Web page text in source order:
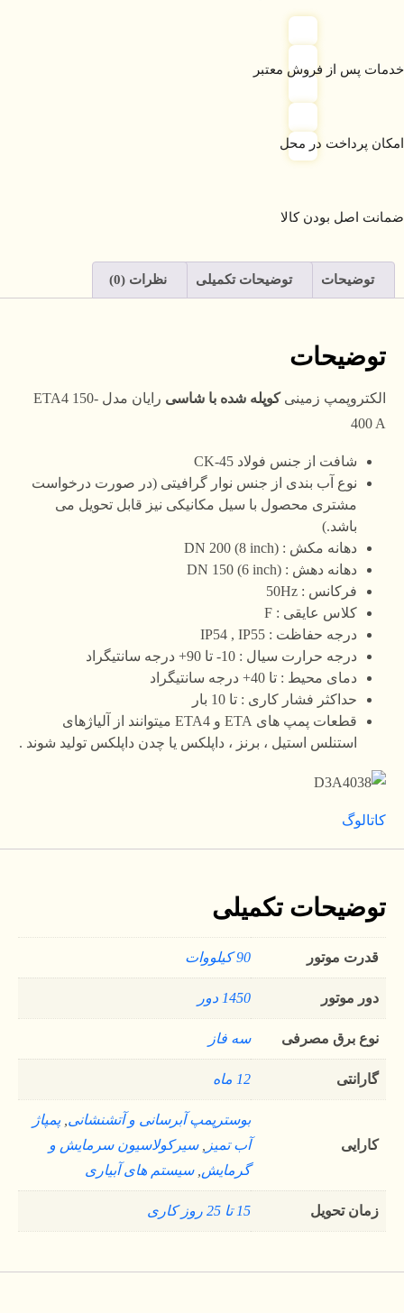
خدمات پس از فروش معتبر
امکان پرداخت در محل
ضمانت اصل بودن کالا
توضیحات توضیحات تکمیلی نظرات (0)
توضیحات
الکتروپمپ زمینیکوپله شده با شاسی
رایان مدل ETA4 150-
400 A
شافت از جنس فولاد CK-45
نوع آب بندی از جنس نوار گرافیتی (در صورت درخواست
مشتری محصول با سیل مکانیکی نیز قابل تحویل می
باشد.)
دهانه مکش : DN 200 (8 inch)
دهانه دهش : DN 150 (6 inch)
فرکانس : 50Hz
کلاس عایقی : F
درجه حفاظت : IP54 , IP55
درجه حرارت سیال : 10- تا 90+ درجه سانتیگراد
دمای محیط : تا 40+ درجه سانتیگراد
حداکثر فشار کاری : تا 10 بار
قطعات پمپ های ETA و ETA4 میتوانند از آلیاژهای
استنلس استیل ، برنز ، داپلکس یا چدن داپلکس تولید شوند .
کاتالوگ
توضیحات تکمیلی
قدرت موتور 90 کیلووات
دور موتور 1450 دور
نوع برق مصرفی سه فاز
گارانتی 12 ماه
کارایی
بوسترپمپ آبرسانی و آتشنشانی ,پمپاژ
آب تمیز
,سیرکولاسیون سرمایش و
گرمایش ,سیستم های آبیاری
زمان تحویل 15 تا 25 روز کاری